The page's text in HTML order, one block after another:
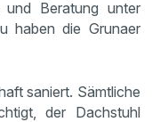
Beratung unter
haben die Grunaer
saniert. Sämtliche
der Dachstuhl